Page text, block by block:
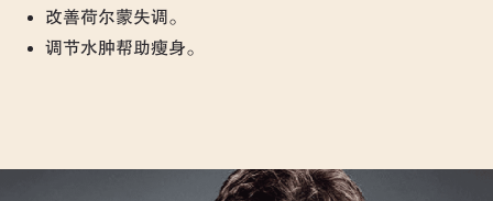
改善荷尔蒙失调。
调节水肿帮助瘦身。